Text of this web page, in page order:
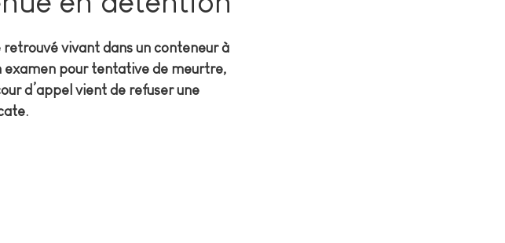
vivant dans un conteneur à
examen pour tentative de meurtre,
d’appel vient de refuser une